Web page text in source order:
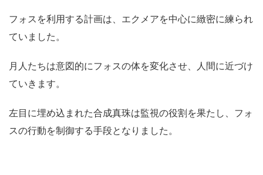
フォスを利用する計画は、エクメアを中心に緻密に練られ
ていました。
月人たちは意図的にフォスの体を変化させ、人間に近づけ
ていきます。
左目に埋め込まれた合成真珠は監視の役割を果たし、フォ
スの行動を制御する手段となりました。